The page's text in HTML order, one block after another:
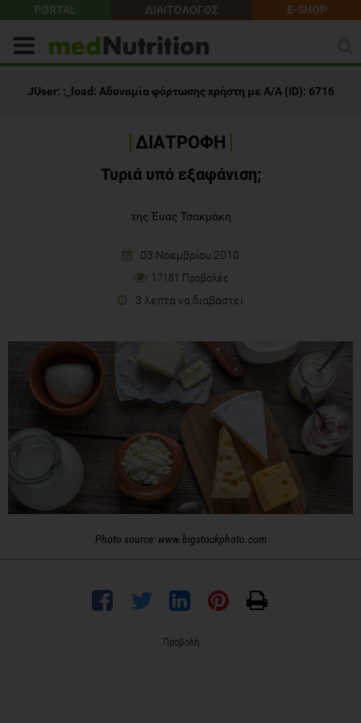
PORTAL ΔΙΑΙΤΟΛΟΓΟΣ E-SHOP
ΔΙΑΤΡΟΦΗ
της Έυας Τσακμάκη
3 λεπτά να διαβαστεί
Photo source: www.bigstockphoto.com
Προβολή